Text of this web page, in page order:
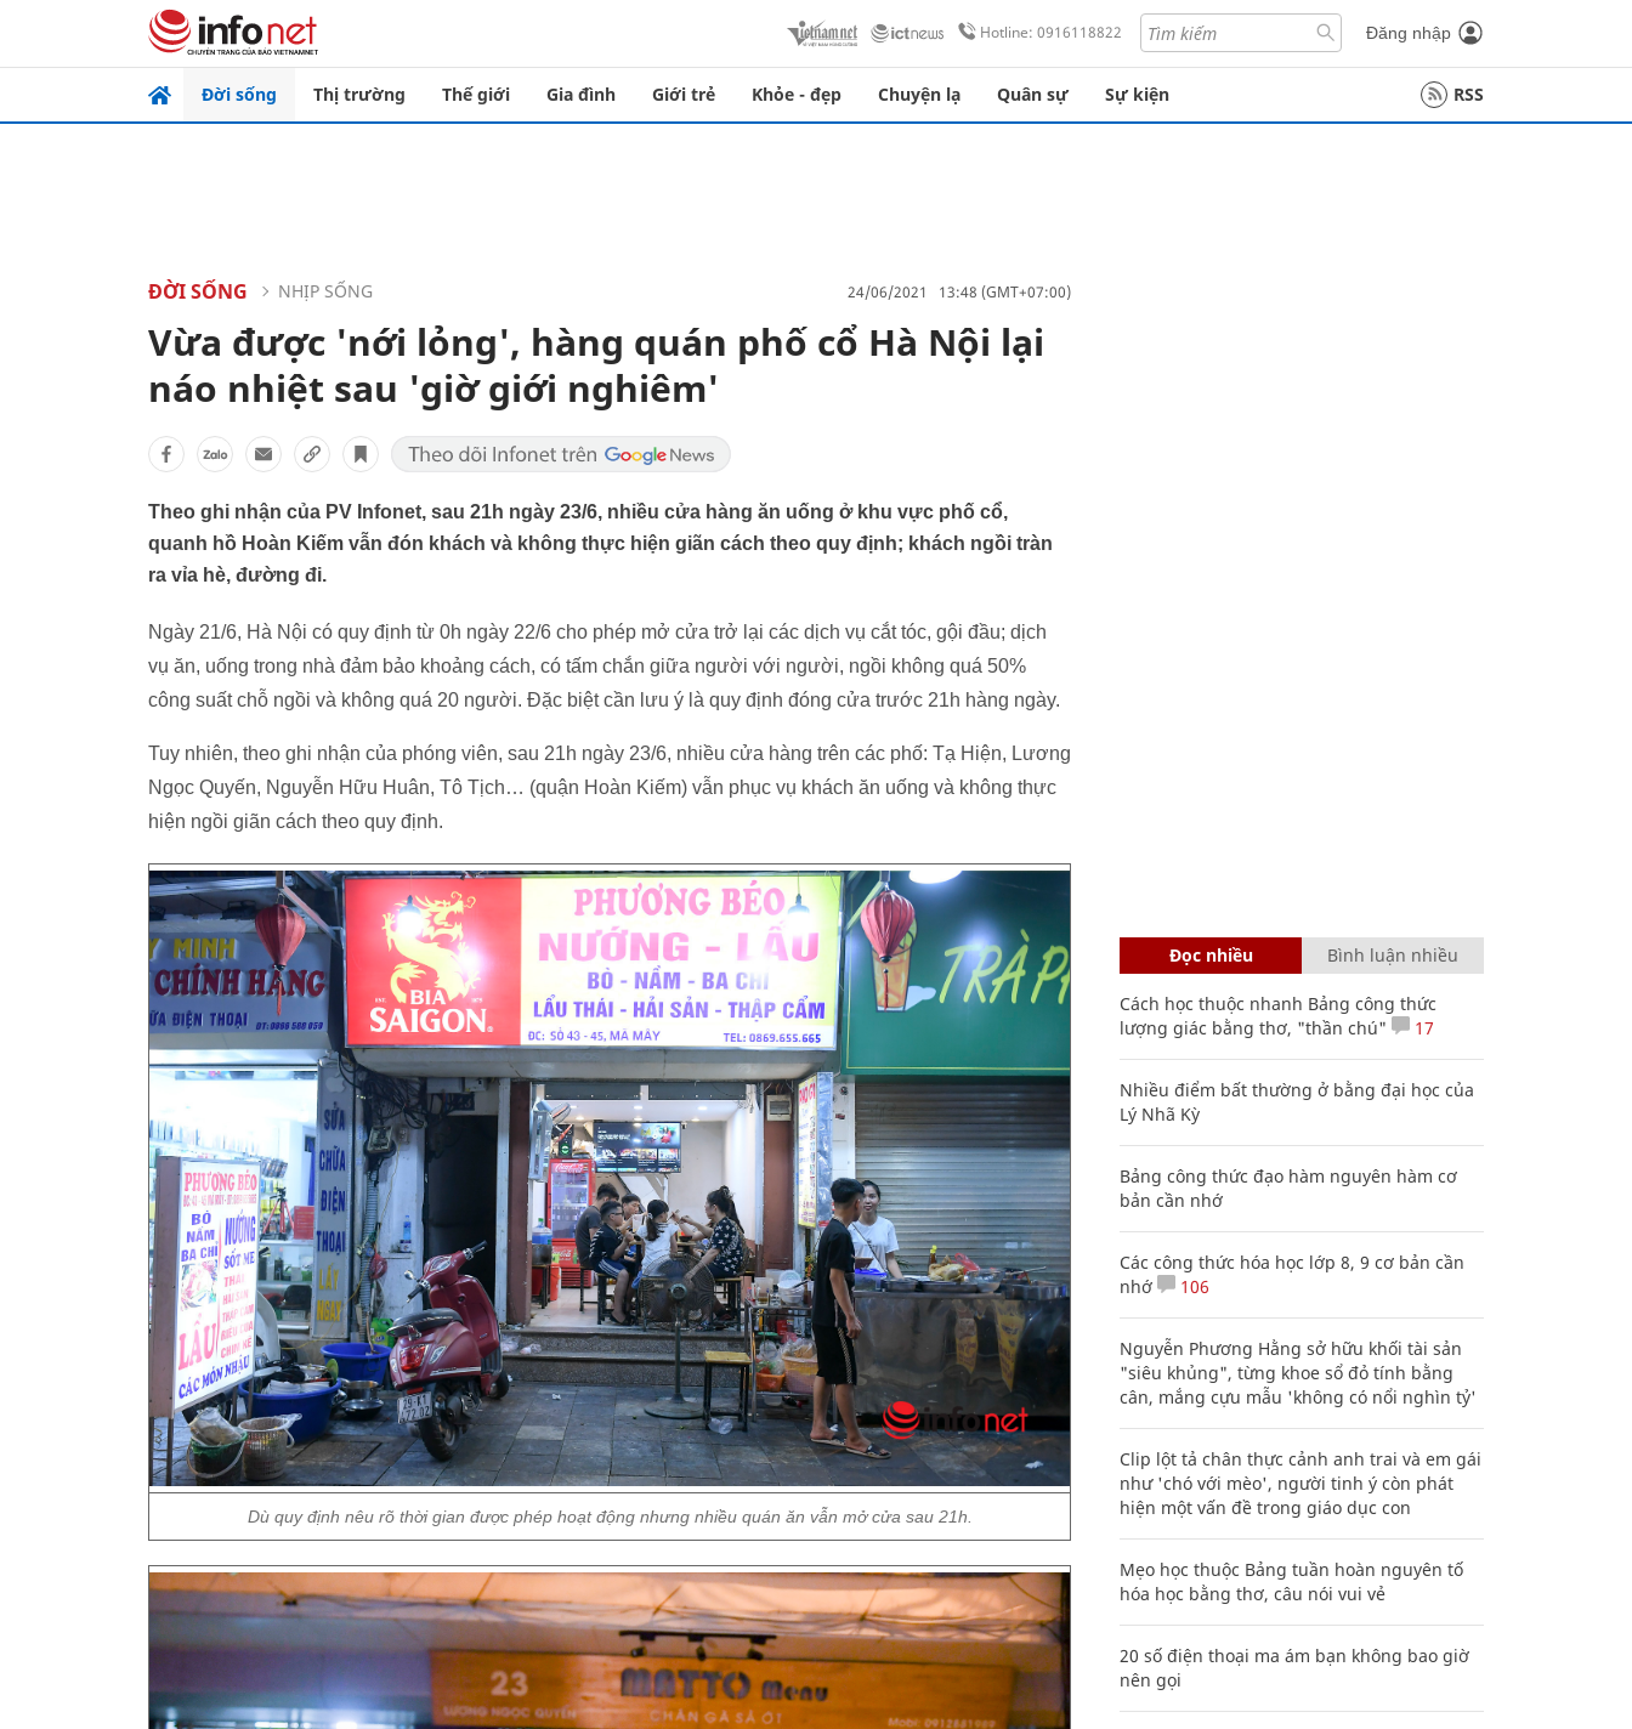
Hotline: 0916118822 Đăng nhập
Đời sống Thị trường Thế giới Gia đình Giới trẻ Khỏe - đẹp Chuyện lạ Quân sự Sự kiện RSS
ĐỜI SỐNG NHỊP SỐNG 24/06/2021 13:48 (GMT+07:00)
Vừa được 'nới lỏng', hàng quán phố cổ Hà Nội lại
náo nhiệt sau 'giờ giới nghiêm'
Theo ghi nhận của PV Infonet, sau 21h ngày 23/6, nhiều cửa hàng ăn uống ở khu vực phố cổ,
quanh hồ Hoàn Kiếm vẫn đón khách và không thực hiện giãn cách theo quy định; khách ngồi tràn
ra vỉa hè, đường đi.
Ngày 21/6, Hà Nội có quy định từ 0h ngày 22/6 cho phép mở cửa trở lại các dịch vụ cắt tóc, gội đầu; dịch
vụ ăn, uống trong nhà đảm bảo khoảng cách, có tấm chắn giữa người với người, ngồi không quá 50%
công suất chỗ ngồi và không quá 20 người. Đặc biệt cần lưu ý là quy định đóng cửa trước 21h hàng ngày.
Tuy nhiên, theo ghi nhận của phóng viên, sau 21h ngày 23/6, nhiều cửa hàng trên các phố: Tạ Hiện, Lương
Ngọc Quyến, Nguyễn Hữu Huân, Tô Tịch… (quận Hoàn Kiếm) vẫn phục vụ khách ăn uống và không thực
hiện ngồi giãn cách theo quy định.
Dù quy định nêu rõ thời gian được phép hoạt động nhưng nhiều quán ăn vẫn mở cửa sau 21h.
Đọc nhiều Bình luận nhiều
Cách học thuộc nhanh Bảng công thức
lượng giác bằng thơ, "thần chú"
17
Nhiều điểm bất thường ở bằng đại học của
Lý Nhã Kỳ
Bảng công thức đạo hàm nguyên hàm cơ
bản cần nhớ
Các công thức hóa học lớp 8, 9 cơ bản cần
nhớ
106
Nguyễn Phương Hằng sở hữu khối tài sản
"siêu khủng", từng khoe sổ đỏ tính bằng
cân, mắng cựu mẫu 'không có nổi nghìn tỷ'
Clip lột tả chân thực cảnh anh trai và em gái
như 'chó với mèo', người tinh ý còn phát
hiện một vấn đề trong giáo dục con
Mẹo học thuộc Bảng tuần hoàn nguyên tố
hóa học bằng thơ, câu nói vui vẻ
20 số điện thoại ma ám bạn không bao giờ
nên gọi